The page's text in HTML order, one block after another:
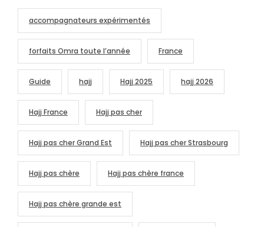
accompagnateurs expérimentés
forfaits Omra toute l’année France
Guide hajj Hajj 2025 hajj 2026
Hajj France Hajj pas cher
Hajj pas cher Grand Est Hajj pas cher Strasbourg
Hajj pas chère Hajj pas chère france
Hajj pas chère grande est